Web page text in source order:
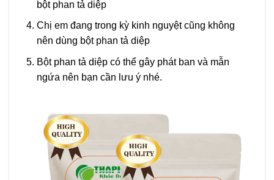
bột phan tả diệp
Chị em đang trong kỳ kinh nguyệt cũng không
nên dùng bột phan tả diệp
Bột phan tả diệp có thể gây phát ban và mẫn
ngứa nên bạn cần lưu ý nhé.